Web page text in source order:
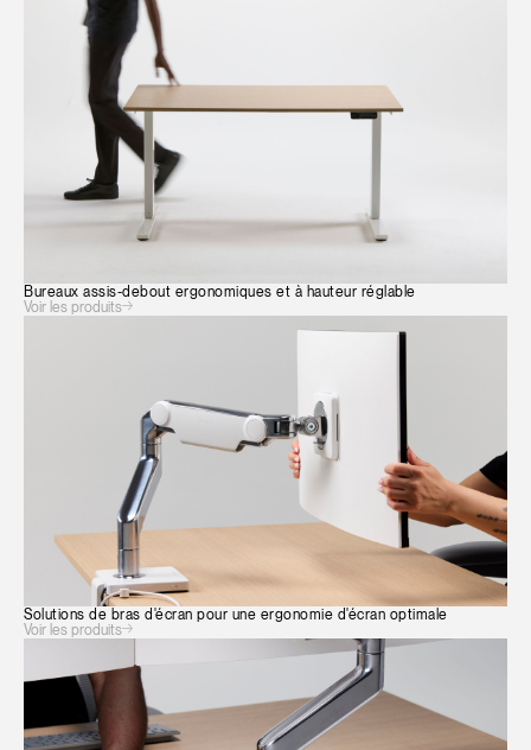
SIGN IN WITH SSO
Mot de passe oublié
Select
Region
ENTRER
Bureaux assis-debout ergonomiques et à hauteur réglable
Voir les produits
Solutions de bras d'écran pour une ergonomie d'écran optimale
Voir les produits